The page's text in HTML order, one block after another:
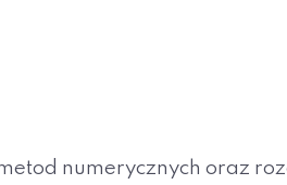
numerycznych oraz